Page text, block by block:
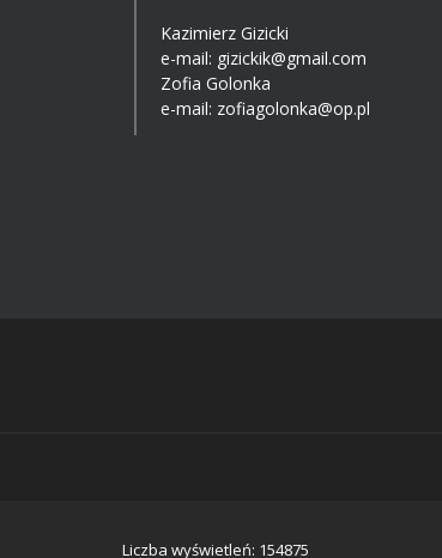
Kazimierz Gizicki
e-mail: gizickik@gmail.com
Zofia Golonka
e-mail: zofiagolonka@op.pl
Liczba wyświetleń: 154875